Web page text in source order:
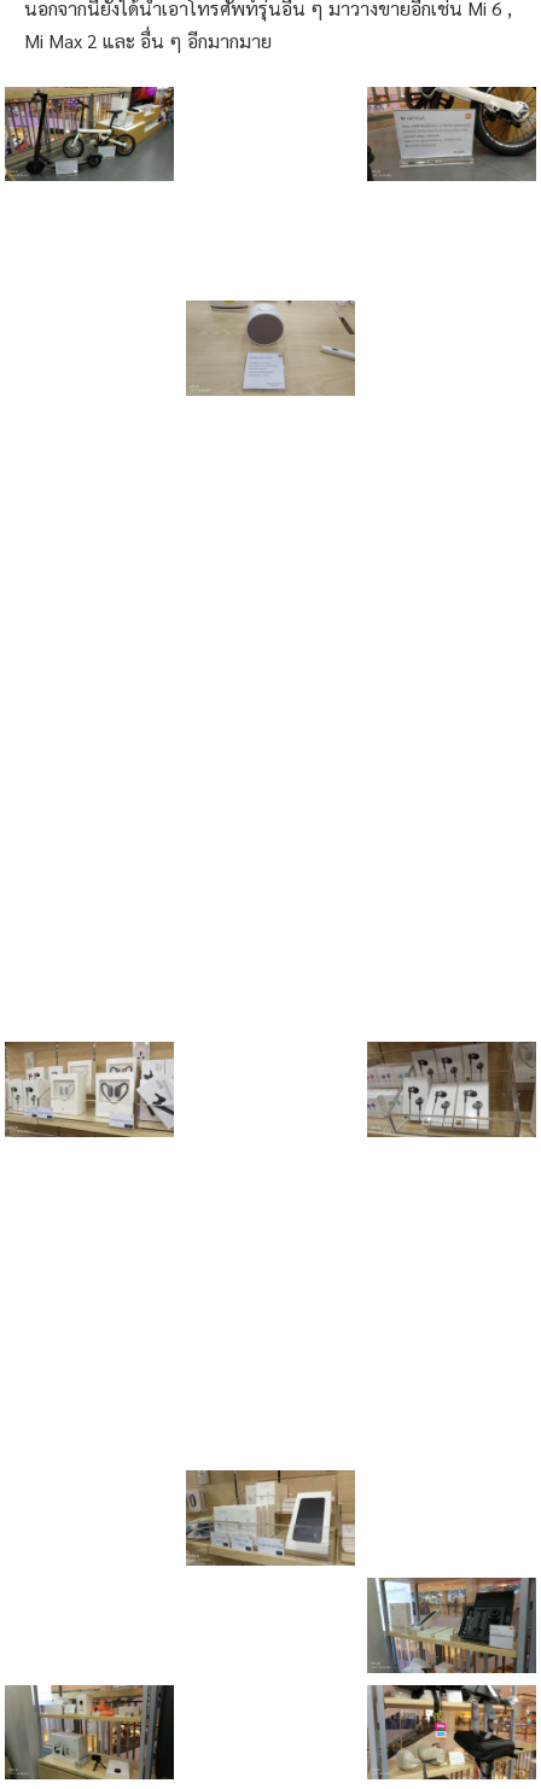
นอกจากนี้ยังได้นำเอาโทรศัพท์รุ่นอื่น ๆ มาวางขายอีกเช่น Mi 6 ,
Mi Max 2 และ อื่น ๆ อีกมากมาย